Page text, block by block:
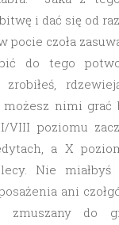
i dać się od
pocie czoła
do tego
nimi grać
VIII poziomu
a X
Nie miałbyś
ani
zmuszany do